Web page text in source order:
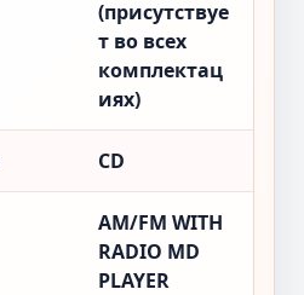
(присутствуе
т во всех
комплектац
иях)
CD
AM/FM WITH
RADIO MD
PLAYER